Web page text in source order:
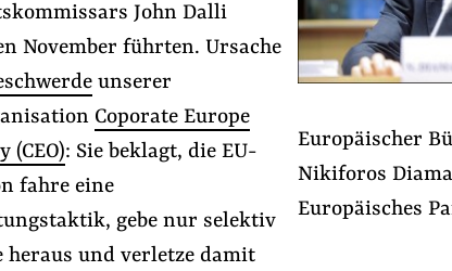
#Nebeneinkünfte
Folge Uns
FacebookMastodon Instagram
YoutubeLinkedIn
Feed
Europäischer
Nikiforos
Europäisches
John Dalli
November führten. Ursache
unserer
Coporate Europe
(CEO): Sie beklagt, die EU-
fahre eine
gebe nur selektiv
heraus und verletze damit